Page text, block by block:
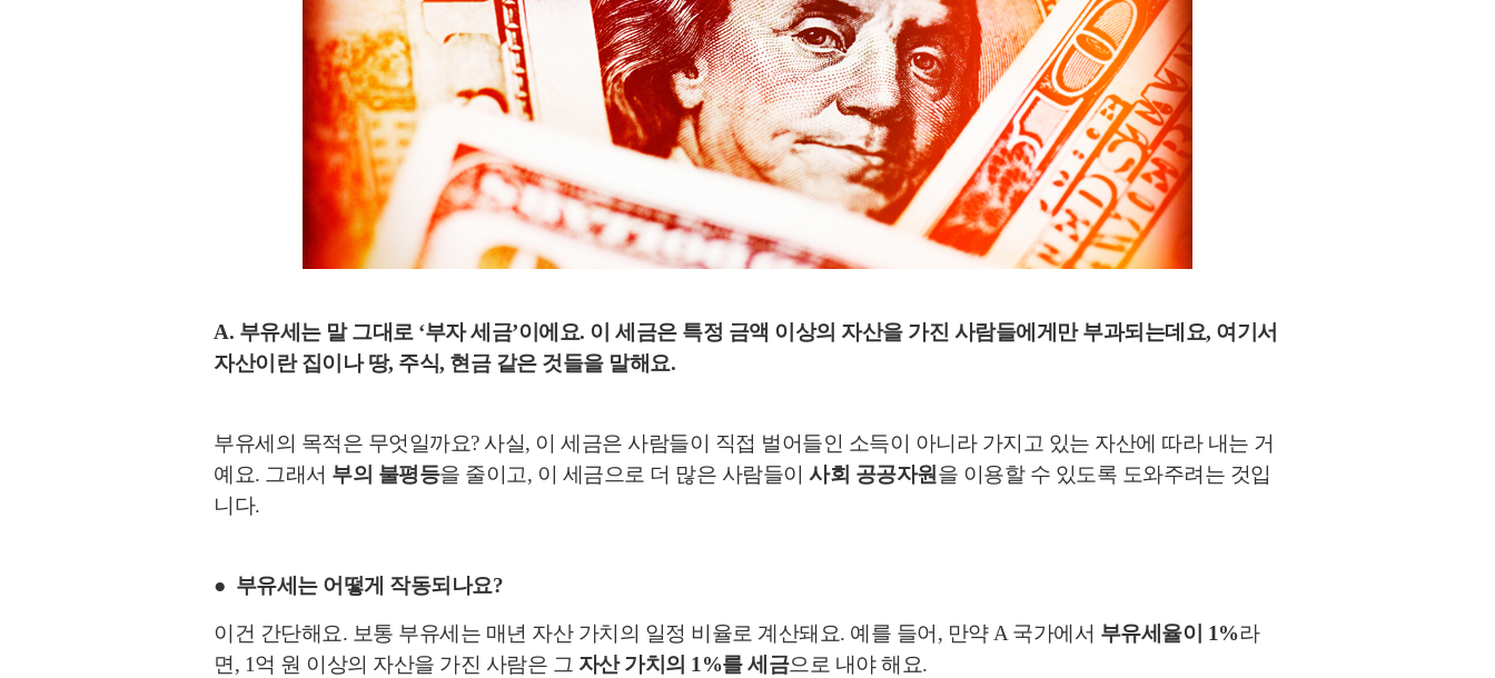
A. 부유세는 말 그대로‘부자 세금’이에요. 이 세금은 특정 금액 이상의 자산을 가진 사람들에게만 부과되는데요, 여기서
자산이란집이나 땅, 주식, 현금 같은 것들을 말해요.
부유세의 목적은 무엇일까요? 사실, 이 세금은 사람들이 직접 벌어들인 소득이 아니라 가지고 있는 자산에 따라 내는 거
예요. 그래서 부의 불평등을 줄이고, 이 세금으로 더 많은 사람들이 사회 공공자원 을 이용할 수 있도록 도와주려는 것입
니다.
● 부유세는 어떻게 작동되나요?
이건 간단해요. 보통 부유세는 매년 자산 가치의 일정 비율로 계산돼요. 예를 들어, 만약 A 국가에서 부유세율이 1%라
면, 1억 원 이상의 자산을 가진 사람은 그 자산 가치의 1%를 세금으로 내야 해요.